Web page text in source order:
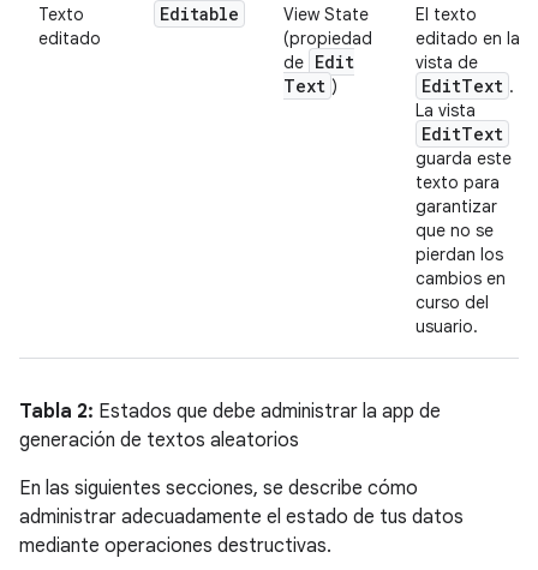
Texto
editado
Editable
View State
(propiedad
de Edit
Text )
El texto
editado en la
vista de
EditText .
La vista
EditText
guarda este
texto para
garantizar
que no se
pierdan los
cambios en
curso del
usuario.
Tabla 2: Estados que debe administrar la app de
generación de textos aleatorios
En las siguientes secciones, se describe cómo
administrar adecuadamente el estado de tus datos
mediante operaciones destructivas.